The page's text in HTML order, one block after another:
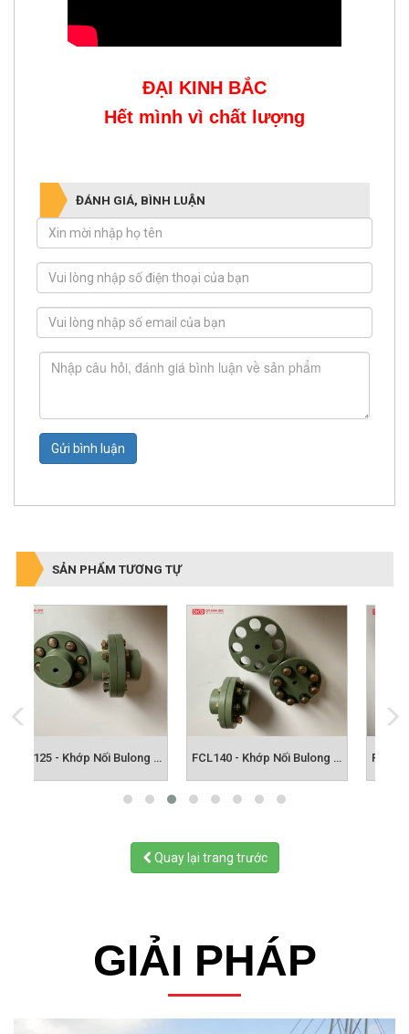
ĐẠI KINH BẮC
Hết mình vì chất lượng
ĐÁNH GIÁ, BÌNH LUẬN
Gửi bình luận
SẢN PHẨM TƯƠNG TỰ
Quay lại trang trước
GIẢI PHÁP